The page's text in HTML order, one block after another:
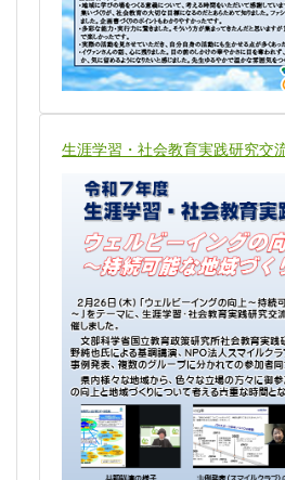
生涯学習・社会教育実践研究交